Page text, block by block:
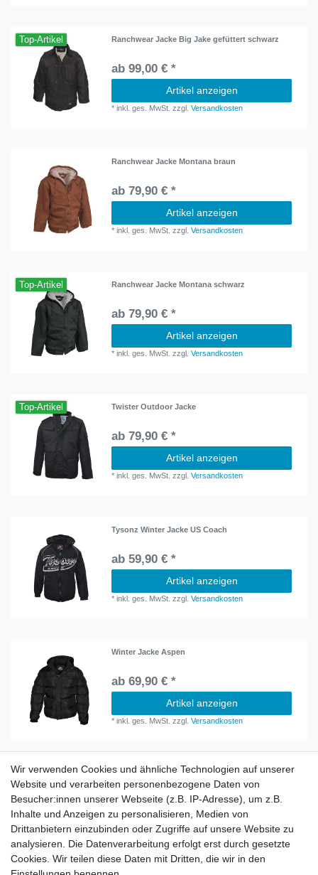
Top-Artikel Ranchwear Jacke Big Jake gefüttert schwarz
ab 99,00 € *
Artikel anzeigen
*inkl. ges. MwSt. zzgl.Versandkosten
Ranchwear Jacke Montana braun
ab 79,90 € *
Artikel anzeigen
*inkl. ges. MwSt. zzgl.Versandkosten
Top-Artikel Ranchwear Jacke Montana schwarz
ab 79,90 € *
Artikel anzeigen
*inkl. ges. MwSt. zzgl.Versandkosten
Top-Artikel Twister Outdoor Jacke
ab 79,90 € *
Artikel anzeigen
*inkl. ges. MwSt. zzgl.Versandkosten
Tysonz Winter Jacke US Coach
ab 59,90 € *
Artikel anzeigen
*inkl. ges. MwSt. zzgl.Versandkosten
Winter Jacke Aspen
ab 69,90 € *
Artikel anzeigen
*inkl. ges. MwSt. zzgl.Versandkosten
Information
Versand mit DHL weltweit
Kostenloser Versand ab 40 €
Lieferung an Paketstation
14 Tage Rückgaberecht
Wichtiges
Wir verwenden Cookies und ähnliche Technologien auf unserer
Website und verarbeiten personenbezogene Daten von
Besucher:innen unserer Webseite (z.B. IP-Adresse), um z.B.
Inhalte und Anzeigen zu personalisieren, Medien von
Drittanbietern einzubinden oder Zugriffe auf unsere Website zu
analysieren. Die Datenverarbeitung erfolgt erst durch gesetzte
Cookies. Wir teilen diese Daten mit Dritten, die wir in den